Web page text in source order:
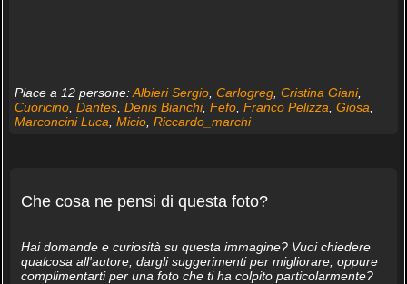
Piace a 12 persone:Albieri Sergio, Carlogreg, Cristina Giani,
Cuoricino, Dantes, Denis Bianchi, Fefo, Franco Pelizza Giosa
Marconcini Luca Micio, Riccardo_marchi
Che cosa ne pensi di questa foto?
Hai domande e curiosità su questa immagine? Vuoi chiedere
qualcosa all'autore, dargli suggerimenti per migliorare, oppure
complimentarti per una foto che ti ha colpito particolarmente?